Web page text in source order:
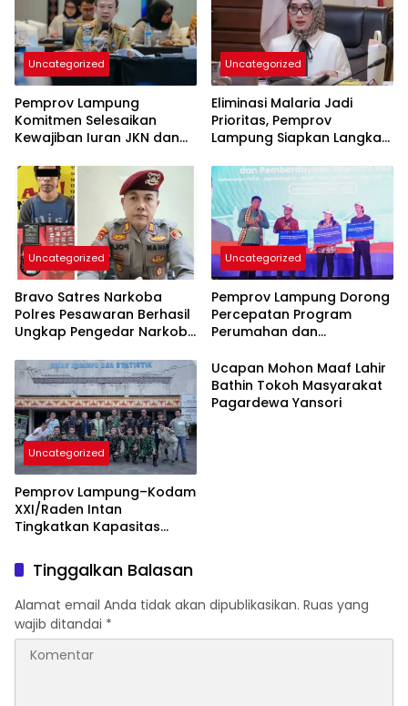
Uncategorized
Pemprov Lampung
Komitmen Selesaikan
Kewajiban Iuran JKN dan
Kepesertaan BPJS
Kesehatan
Uncategorized
Eliminasi Malaria Jadi
Prioritas, Pemprov
Lampung Siapkan Langkah
Uncategorized
Bravo Satres Narkoba
Polres Pesawaran Berhasil
Ungkap Pengedar Narkoba
Uncategorized
Pemprov Lampung Dorong
Percepatan Program
Perumahan dan
Rakyat
Uncategorized
Pemprov Lampung–Kodam
XXI/Raden Intan
Tingkatkan Kapasitas
Komunikasi Publik
Ucapan Mohon Maaf Lahir
Bathin Tokoh Masyarakat
Pagardewa Yansori
Tinggalkan Balasan
Alamat email Anda tidak akan dipublikasikan. Ruas yang
wajib ditandai *